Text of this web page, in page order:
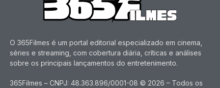
O 365Filmes é um portal editorial especializado em cinema,
séries e streaming, com cobertura diária, críticas e análises
sobre os principais lançamentos do entretenimento.
365Filmes – CNPJ: 48.363.896/0001-08 © 2026 – Todos os